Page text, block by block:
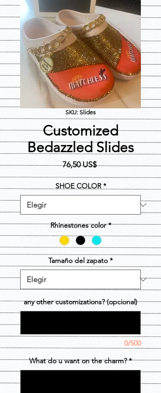
SKU: Slides
Customized
Bedazzled Slides
76,50 US$Precio
SHOE COLOR *
Rhinestones color *
Tamaño del zapato *
any other customizations? (opcional)
0/500
What do u want on the charm? *